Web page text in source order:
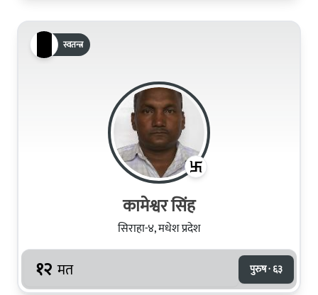
स्वतन्त्र
कामेश्वर सिंह
सिराहा-४, मधेश प्रदेश
१२ मत पुरुष · ६३